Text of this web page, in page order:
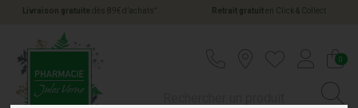
Livraison gratuite dès 89€ d’achats * Retrait gratuiten Click & Collect
0